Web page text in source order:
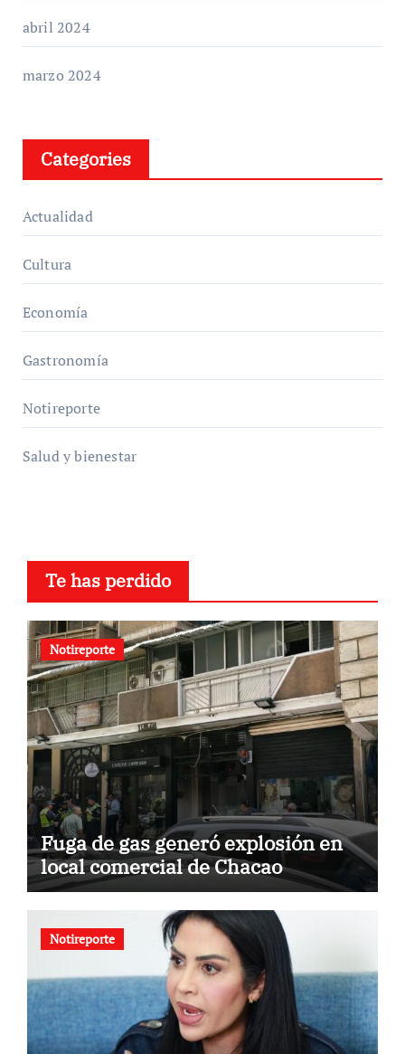
abril 2024
marzo 2024
Categories
Actualidad
Cultura
Economía
Gastronomía
Notireporte
Salud y bienestar
Te has perdido
Notireporte
Fuga de gas generó explosión en
local comercial de Chacao
Notireporte